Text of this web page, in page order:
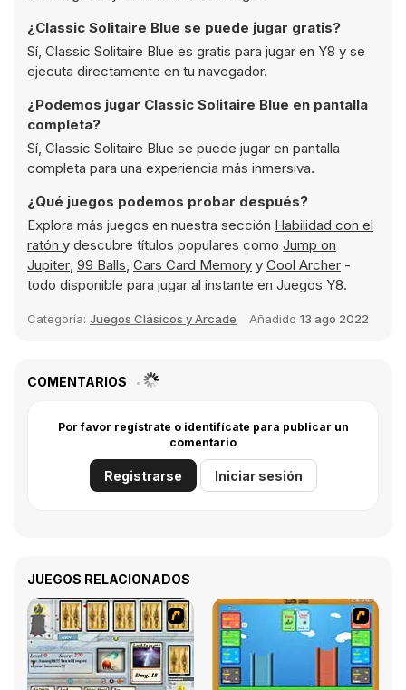
¿Classic Solitaire Blue se puede jugar gratis?
Sí, Classic Solitaire Blue es gratis para jugar en Y8 y se
ejecuta directamente en tu navegador.
¿Podemos jugar Classic Solitaire Blue en pantalla
completa?
Sí, Classic Solitaire Blue se puede jugar en pantalla
completa para una experiencia más inmersiva.
¿Qué juegos podemos probar después?
Explora más juegos en nuestra sección Habilidad con el
ratón y descubre títulos populares como Jump on
Jupiter, 99 Balls, Cars Card Memory y Cool Archer -
todo disponible para jugar al instante en Juegos Y8.
Categoría: Juegos Clásicos y Arcade Añadido 13 ago 2022
COMENTARIOS
Por favor regístrate o identifícate para publicar un
comentario
Registrarse Iniciar sesión
JUEGOS RELACIONADOS